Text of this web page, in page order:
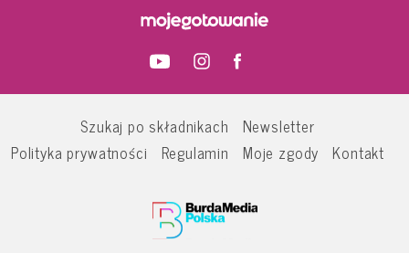
Szukaj po składnikach
Newsletter
Polityka prywatności
Regulamin Moje zgody Kontakt